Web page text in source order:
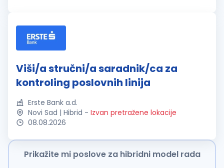
Viši/a stručni/a saradnik/ca za
kontroling poslovnih linija
Erste Bank a.d.
Novi Sad | Hibrid - Izvan pretražene lokacije
08.08.2026
Prikažite mi poslove za hibridni model rada